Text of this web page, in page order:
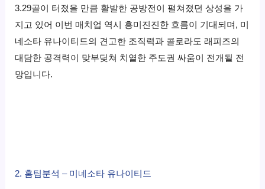
3.29골이 터졌을 만큼 활발한 공방전이 펼쳐졌던 상성을 가
지고 있어 이번 매치업 역시 흥미진진한 흐름이 기대되며, 미
네소타 유나이티드의 견고한 조직력과 콜로라도 래피즈의
대담한 공격력이 맞부딪쳐 치열한 주도권 싸움이 전개될 전
망입니다.
2. 홈팀분석 – 미네소타 유나이티드